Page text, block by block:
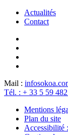
Actualités
Contact
Mail : info
Tél. : + 33 5 59
Mentions
Plan du site
Accessibilité